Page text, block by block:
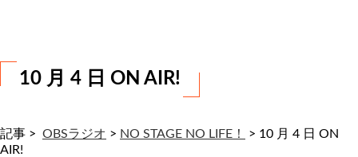
10 月 4 日 ON AIR!
記事 > OBSラジオ > NO STAGE NO LIFE！ > 10 月 4 日 ON
AIR!